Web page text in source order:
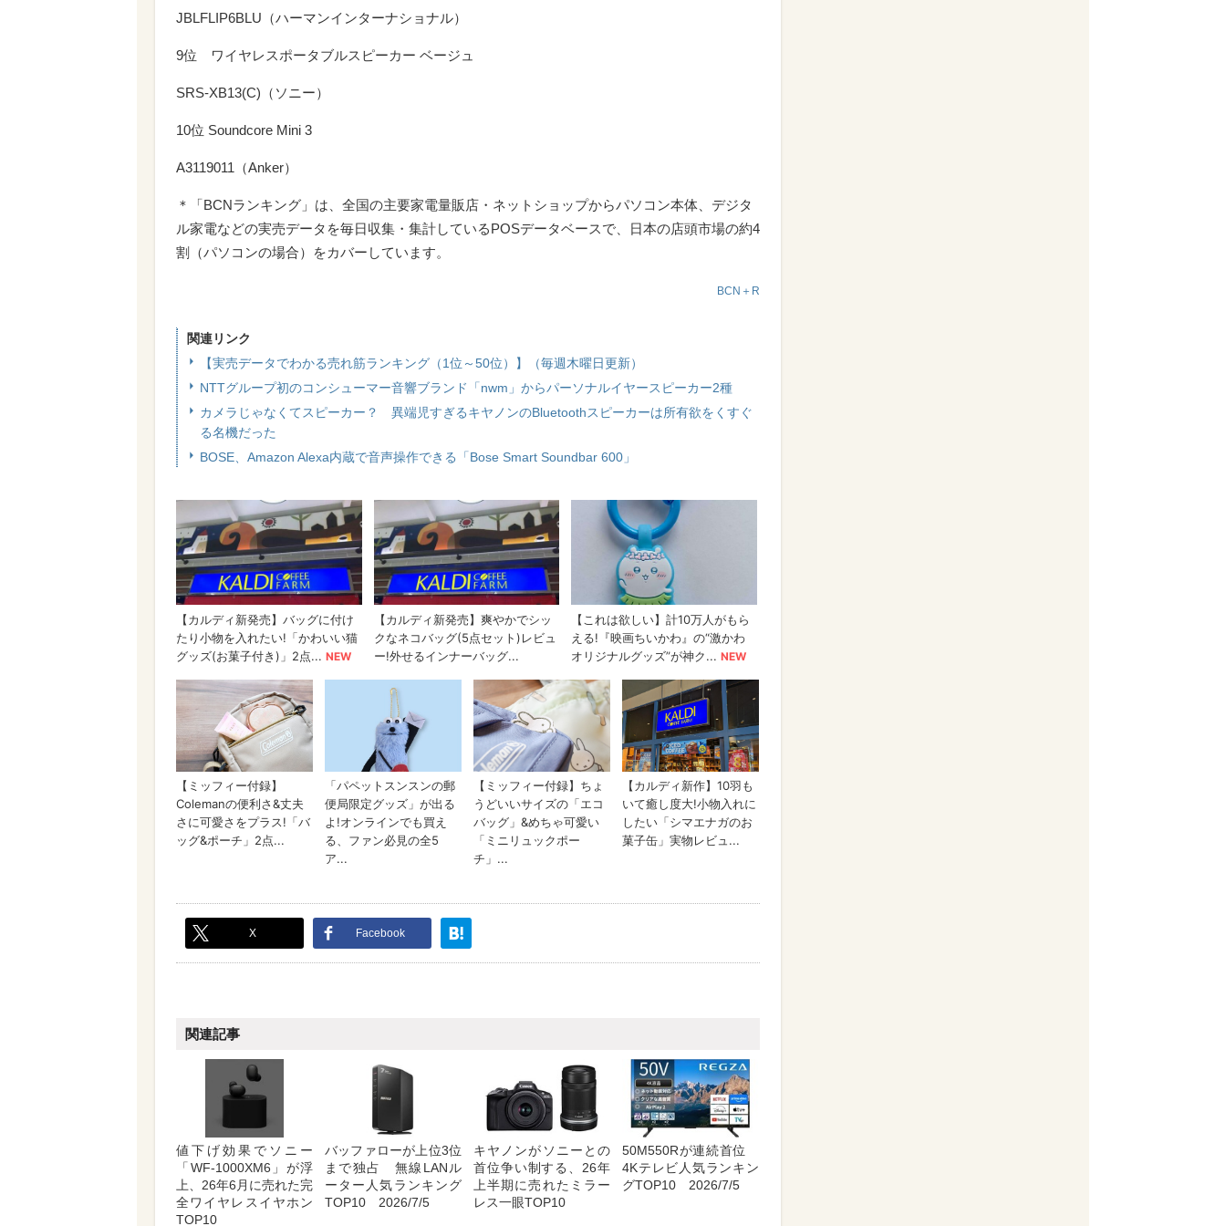
JBLFLIP6BLU（ハーマンインターナショナル）
9位 ワイヤレスポータブルスピーカー ベージュ
SRS-XB13(C)（ソニー）
10位 Soundcore Mini 3
A3119011（Anker）
＊「BCNランキング」は、全国の主要家電量販店・ネットショップからパソコン本体、デジタ
ル家電などの実売データを毎日収集・集計しているPOSデータベースで、日本の店頭市場の約4
割（パソコンの場合）をカバーしています。
BCN＋R
関連リンク
【実売データでわかる売れ筋ランキング（1位～50位）】（毎週木曜日更新）
NTTグループ初のコンシューマー音響ブランド「nwm」からパーソナルイヤースピーカー2種
カメラじゃなくてスピーカー？ 異端児すぎるキヤノンのBluetoothスピーカーは所有欲をくすぐ
る名機だった
BOSE、Amazon Alexa内蔵で音声操作できる「Bose Smart Soundbar 600」
X Facebook
関連記事
値下げ効果でソニー
「WF-1000XM6」が浮
上、26年6月に売れた完
全ワイヤレスイヤホン
TOP10
バッファローが上位3位
まで独占 無線LANル
ーター人気ランキング
TOP10 2026/7/5
キヤノンがソニーとの
首位争い制する、26年
上半期に売れたミラー
レス一眼TOP10
50M550Rが連続首位
4Kテレビ人気ランキン
グTOP10 2026/7/5